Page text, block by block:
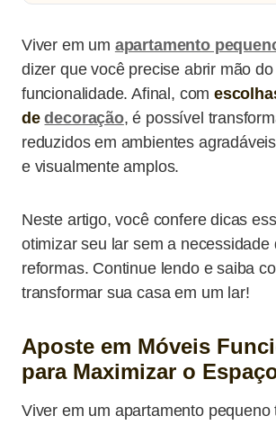
Viver em um apartamento
dizer que você precise abrir mão
funcionalidade. Afinal, com
dedecoração, é possível
reduzidos em ambientes
e visualmente amplos.
Neste artigo, você confere dicas
otimizar seu lar sem a necessidade
reformas. Continue lendo e saiba
transformar sua casa em um lar!
Aposte em Móveis
para Maximizar o
Viver em um apartamento pequeno